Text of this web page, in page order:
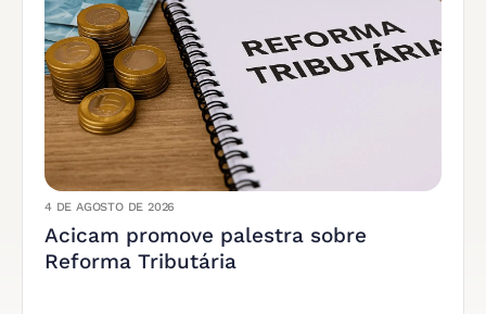
4 DE AGOSTO DE 2026
Acicam promove palestra sobre
Reforma Tributária